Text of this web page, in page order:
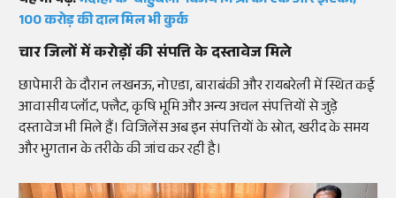
100 करोड़ की दाल मिल भी कुर्क
चार जिलों में करोड़ों की संपत्ति के दस्तावेज मिले
छापेमारी के दौरान लखनऊ, नोएडा, बाराबंकी और रायबरेली में स्थित कई
आवासीय प्लॉट, फ्लैट, कृषि भूमि और अन्य अचल संपत्तियों से जुड़े
दस्तावेज भी मिले हैं। विजिलेंस अब इन संपत्तियों के स्रोत, खरीद के समय
और भुगतान के तरीके की जांच कर रही है।